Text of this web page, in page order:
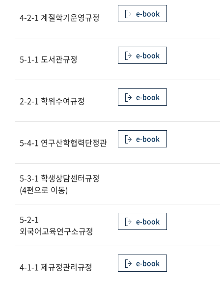
제3장 학생행정
제2장 부속연구기관
제3장 부설기관
제4장 산학협력기관
제5장 부속교육기관
4-2-1 계절학기운영규정 e-book
5-1-1 도서관규정 e-book
2-2-1 학위수여규정 e-book
5-4-1 연구산학협력단정관 e-book
5-3-1 학생상담센터규정
(4편으로 이동)
5-2-1
외국어교육연구소규정
e-book
4-1-1 제규정관리규정 e-book